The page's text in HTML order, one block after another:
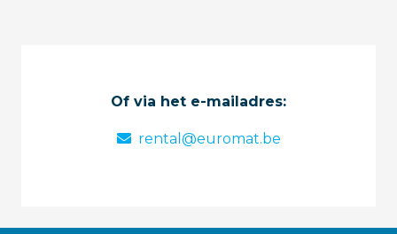
Of via het e-mailadres:
rental@euromat.be